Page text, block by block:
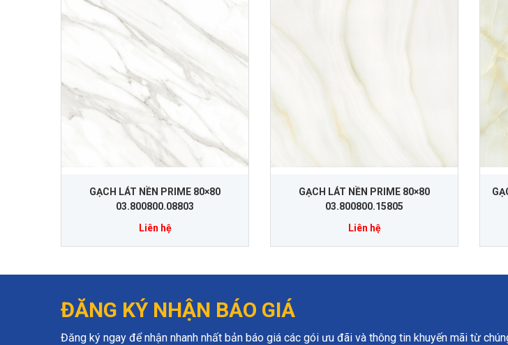
GẠCH LÁT NỀN PRIME 80×80
03.800800.08803
Liên hệ
GẠCH LÁT NỀN PRIME 80×80
03.800800.15805
Liên hệ
ĐĂNG KÝ NHẬN BÁO GIÁ
Đăng ký ngay để nhận nhanh nhất bản báo giá các gói ưu đãi và thông tin khuyến mãi từ